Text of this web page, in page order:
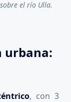
el río Ulla.
urbana:
, con 3